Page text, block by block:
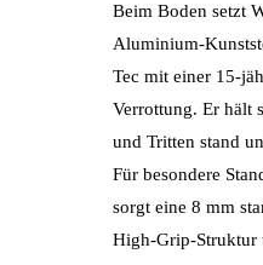
Beim Boden setzt
Aluminium-
Tec mit einer 15-
Verrottung. Er hält
und Tritten stand
Für besondere
sorgt eine 8 mm
High-Grip-Struktur